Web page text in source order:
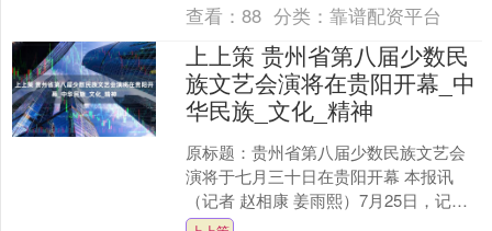
查看：88 分类：靠谱配资平台
上上策 贵州省第八届少数民
族文艺会演将在贵阳开幕_中
华民族_文化_精神
原标题：贵州省第八届少数民族文艺会
演将于七月三十日在贵阳开幕 本报讯
（记者 赵相康 姜雨熙）7月25日，记者
从贵州省政府新闻办公室召开的发布会